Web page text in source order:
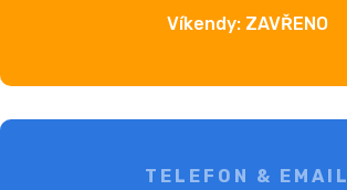
Víkendy: ZAVŘENO
TELEFON & EMAIL